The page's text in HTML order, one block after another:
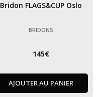
Bridon FLAGS&CUP Oslo
BRIDONS
145€
AJOUTER AU PANIER